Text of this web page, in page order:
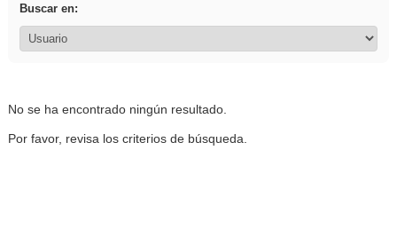
Buscar en:
No se ha encontrado ningún resultado.
Por favor, revisa los criterios de búsqueda.